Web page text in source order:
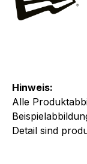
Hinweis:
Alle
Detail sind